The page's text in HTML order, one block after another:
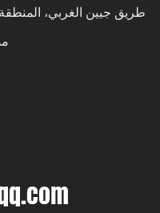
طريق جيين الغربي، المنطقة